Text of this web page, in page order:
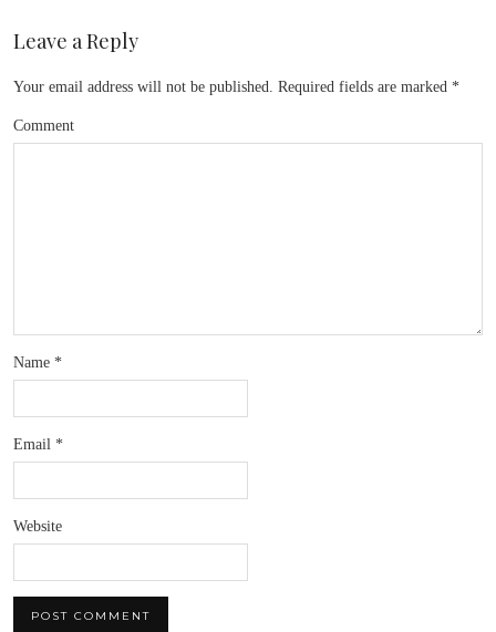
Leave a Reply
Your email address will not be published. Required fields are marked *
Comment
Name *
Email *
Website